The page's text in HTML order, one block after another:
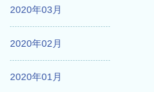
2020年03月
2020年02月
2020年01月